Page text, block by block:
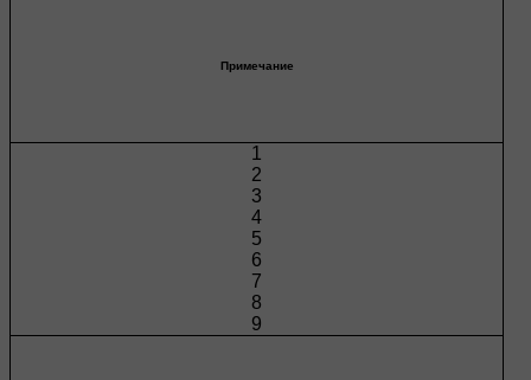
Примечание
1
2
3
4
5
6
7
8
9